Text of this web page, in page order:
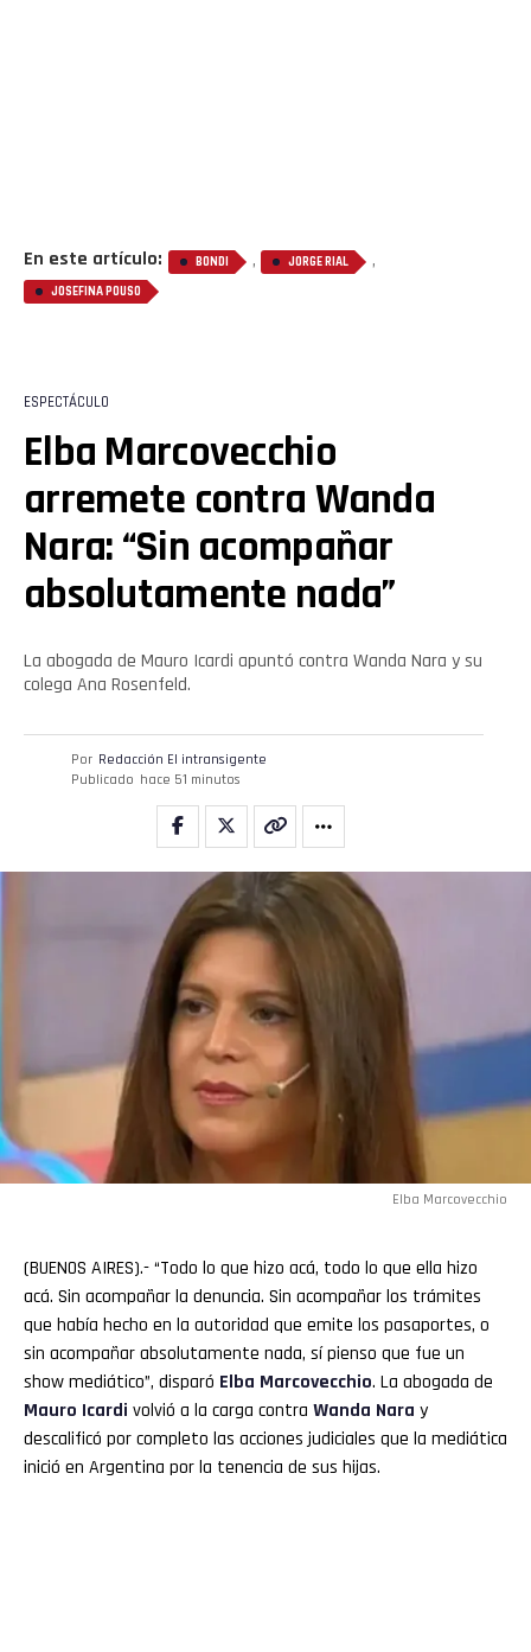
En este artículo: BONDI , JORGE RIAL ,
JOSEFINA POUSO
ESPECTÁCULO
Elba Marcovecchio
arremete contra Wanda
Nara: “Sin acompañar
absolutamente nada”
La abogada de Mauro Icardi apuntó contra Wanda Nara y su
colega Ana Rosenfeld.
Por Redacción El intransigente
Publicado hace 51 minutos
Elba Marcovecchio
(BUENOS AIRES).- “Todo lo que hizo acá, todo lo que ella hizo
acá. Sin acompañar la denuncia. Sin acompañar los trámites
que había hecho en la autoridad que emite los pasaportes, o
sin acompañar absolutamente nada, sí pienso que fue un
show mediático”, disparó Elba Marcovecchio. La abogada de
Mauro Icardi volvió a la carga contra Wanda Nara y
descalificó por completo las acciones judiciales que la mediática
inició en Argentina por la tenencia de sus hijas.